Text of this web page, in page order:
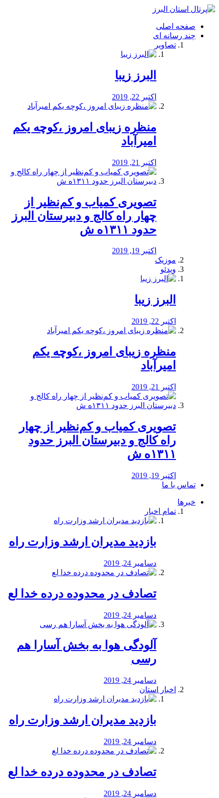
فصد
شرق
تهران
خشکشویی
صفحه اصلی
چند رسانه ای
تصاویر
البرز زیبا
اکتبر 22, 2019
منظره‌‌ زیبای امروز ،کوچه یکم
امیرآباد
اکتبر 21, 2019
️تصویری کمیاب و کم‌نظیر از
چهار راه كالج و دبيرستان البرز
حدود ۱۳۱۱ه ش
اکتبر 19, 2019
موزیک
ویدئو
البرز زیبا
اکتبر 22, 2019
منظره‌‌ زیبای امروز ،کوچه یکم
امیرآباد
اکتبر 21, 2019
️تصویری کمیاب و کم‌نظیر از چهار
راه كالج و دبيرستان البرز حدود
۱۳۱۱ه ش
اکتبر 19, 2019
تماس با ما
خبرها
تمام اخبار
بازدید مدیران ارشد وزارت راه
دسامبر 24, 2019
تصادف در محدوده درده خدا لع
دسامبر 24, 2019
آلودگی هوا به بخش آسارا هم
رسی
دسامبر 24, 2019
اخبار استان
بازدید مدیران ارشد وزارت راه
دسامبر 24, 2019
تصادف در محدوده درده خدا لع
دسامبر 24, 2019